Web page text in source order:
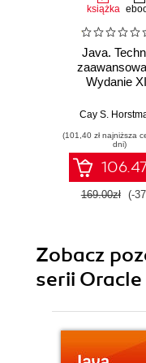
książka
Java.
Wydanie
Cay S.
(101,40 zł najniższa
dni)
169.00zł (-
Zobacz
serii Oracle